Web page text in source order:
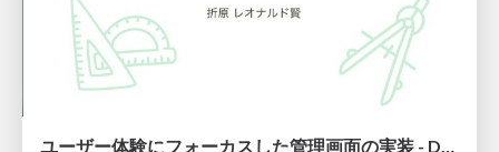
ユーザー体験にフォーカスした管理画面の実装 - Developers Summit 2018 KANSAI